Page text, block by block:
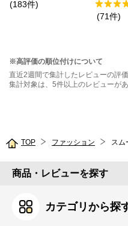
(183件)
ス 単品
ー
(71件)
※高評価の順位付けについて
直近2週間で集計したレビューの評
集計対象は、5件以上のレビューが
TOP ファッション ス
商品・レビューを探す
カテゴリから探